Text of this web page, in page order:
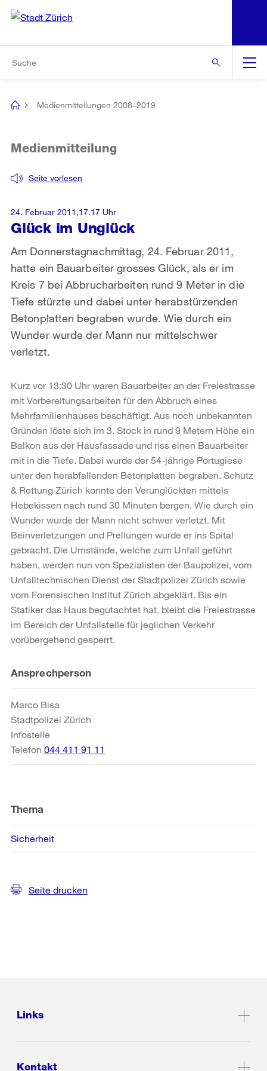
Navigation
[no
Medienmitteilungen 2008–2019
Glück im Unglück
Seite vorlesen
Medienmitteilung
Am Donnerstagnachmittag, 24. Februar 2011,
hatte ein Bauarbeiter grosses Glück, als er im
Kreis 7 bei Abbrucharbeiten rund 9 Meter in die
Tiefe stürzte und dabei unter herabstürzenden
Betonplatten begraben wurde. Wie durch ein
Wunder wurde der Mann nur mittelschwer
verletzt.
24. Februar 2011,17.17 Uhr
Kurz vor 13:30 Uhr waren Bauarbeiter an der Freiestrasse
mit Vorbereitungsarbeiten für den Abbruch eines
Mehrfamilienhauses beschäftigt. Aus noch unbekannten
Gründen löste sich im 3. Stock in rund 9 Metern Höhe ein
Balkon aus der Hausfassade und riss einen Bauarbeiter
mit in die Tiefe. Dabei wurde der 54-jährige Portugiese
unter den herabfallenden Betonplatten begraben. Schutz
& Rettung Zürich konnte den Verunglückten mittels
Hebekissen nach rund 30 Minuten bergen. Wie durch ein
Wunder wurde der Mann nicht schwer verletzt. Mit
Beinverletzungen und Prellungen wurde er ins Spital
gebracht. Die Umstände, welche zum Unfall geführt
haben, werden nun von Spezialisten der Baupolizei, vom
Unfalltechnischen Dienst der Stadtpolizei Zürich sowie
vom Forensischen Institut Zürich abgeklärt. Bis ein
Statiker das Haus begutachtet hat, bleibt die Freiestrasse
im Bereich der Unfallstelle für jeglichen Verkehr
vorübergehend gesperrt.
Weitere
Informationen
Ansprechperson
Marco Bisa
Stadtpolizei Zürich
Infostelle
Telefon 044 411 91 11
Thema
Sicherheit
Seite drucken
Links
Kontakt